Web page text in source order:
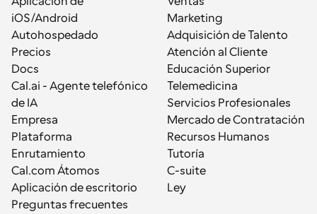
iOS/Android
Autohospedado
Precios
Docs
Cal.ai - Agente telefónico
de IA
Empresa
Plataforma
Enrutamiento
Cal.com Átomos
Aplicación de escritorio
Preguntas frecuentes
Marketing
Adquisición de Talento
Atención al Cliente
Educación Superior
Telemedicina
Servicios Profesionales
Mercado de Contratación
Recursos Humanos
Tutoría
C-suite
Ley